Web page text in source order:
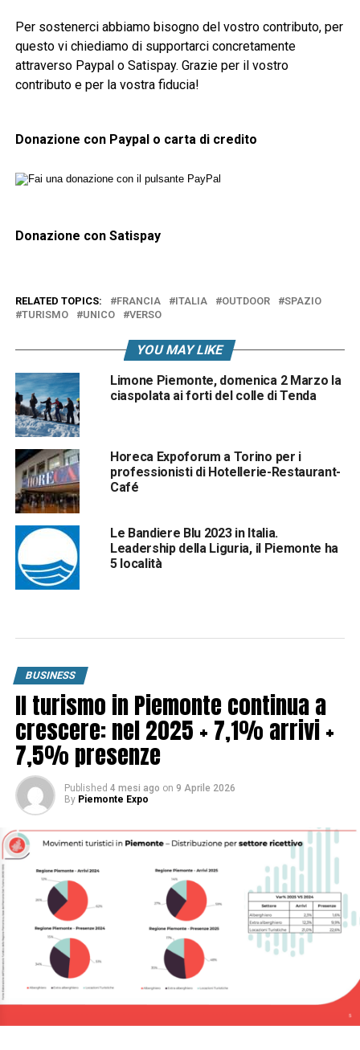
Per sostenerci abbiamo bisogno del vostro contributo, per
questo vi chiediamo di supportarci concretamente
attraverso Paypal o Satispay. Grazie per il vostro
contributo e per la vostra fiducia!
Donazione con Paypal o carta di credito
Donazione con Satispay
RELATED TOPICS: FRANCIA ITALIA OUTDOOR
SPAZIO
TURISMO
UNICO VERSO
YOU MAY LIKE
Limone Piemonte, domenica 2 Marzo la
ciaspolata ai forti del colle di Tenda
Horeca Expoforum a Torino per i
professionisti di Hotellerie-Restaurant-
Café
Le Bandiere Blu 2023 in Italia.
Leadership della Liguria, il Piemonte ha
5 località
BUSINESS
Il turismo in Piemonte continua a
crescere: nel 2025 + 7,1% arrivi +
7,5% presenze
Published 4 mesi ago on 9 Aprile 2026
By Piemonte Expo